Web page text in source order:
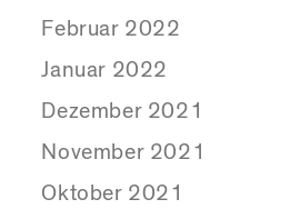
Februar 2022
Januar 2022
Dezember 2021
November 2021
Oktober 2021